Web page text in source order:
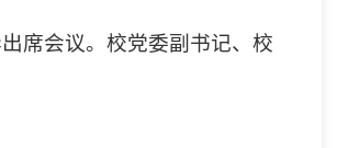
席会议。校党委副书记、校